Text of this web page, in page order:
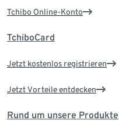
Tchibo Online-Konto
TchiboCard
Jetzt kostenlos registrieren
Jetzt Vorteile entdecken
Rund um unsere Produkte